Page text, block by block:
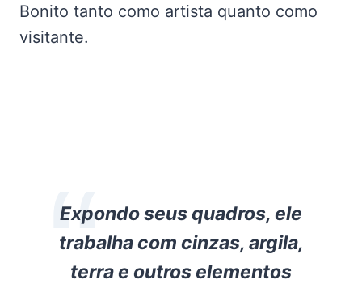
Bonito tanto como artista quanto como
visitante.
Expondo seus quadros, ele
trabalha com cinzas, argila,
terra e outros elementos